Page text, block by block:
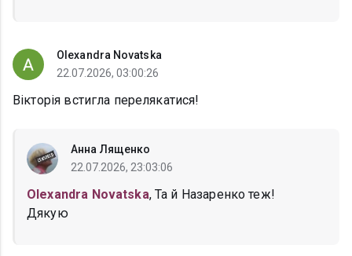
Olexandra Novatska
22.07.2026, 03:00:26
Вікторія встигла перелякатися!
Анна Лященко
22.07.2026, 23:03:06
Olexandra Novatska, Та й Назаренко теж!
Дякую